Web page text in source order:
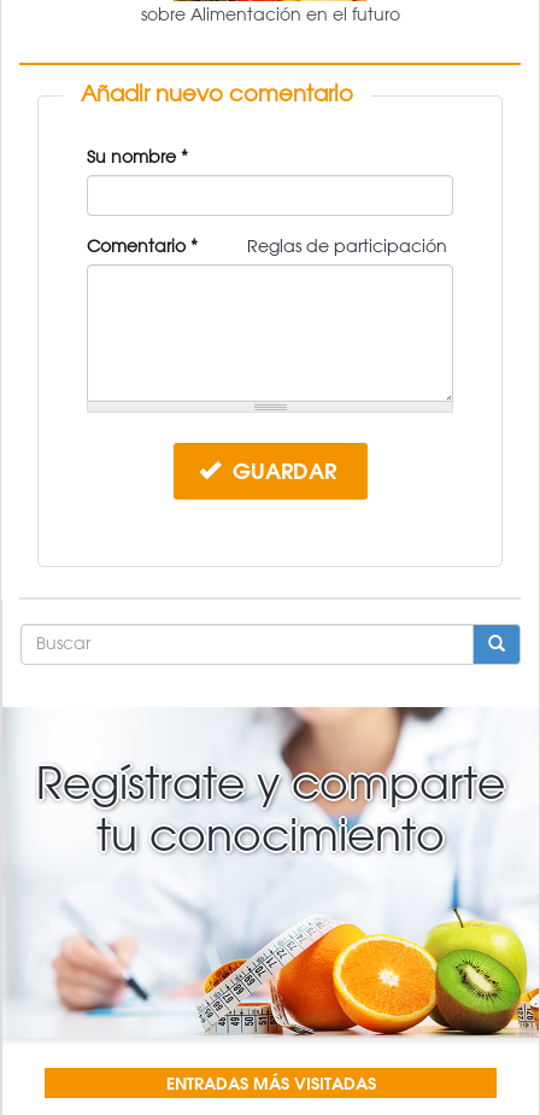
sobre Alimentación en el futuro
Añadir nuevo comentario
Su nombre *
Reglas de participación
Comentario*
GUARDAR
FORMULARIO
DE
Regístrate y comparte
tu conocimiento
ENTRADAS MÁS VISITADAS